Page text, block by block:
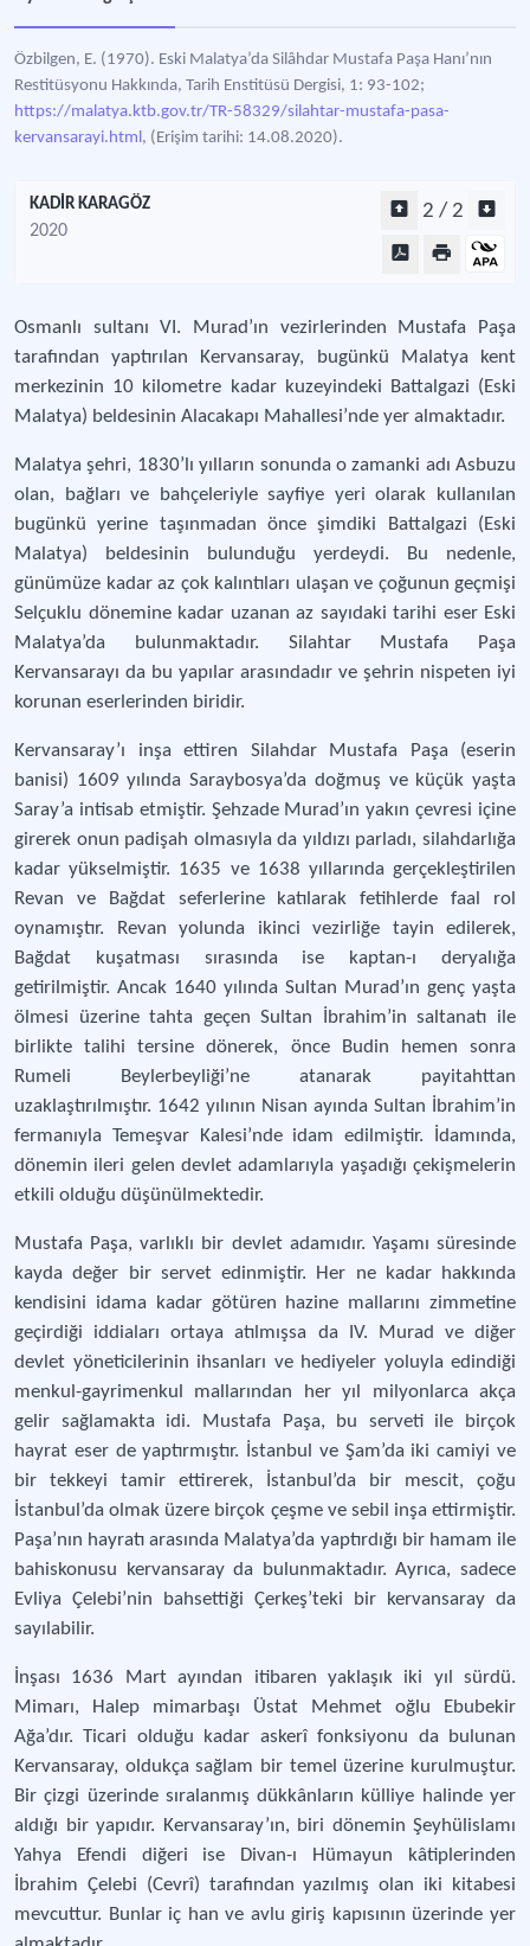
Özbilgen, E. (1970). Eski Malatya’da Silâhdar Mustafa Paşa Hanı’nın
Restitüsyonu Hakkında, Tarih Enstitüsü Dergisi, 1: 93-102;
https://malatya.ktb.gov.tr/TR-58329/silahtar-mustafa-pasa-
kervansarayi.html, (Erişim tarihi: 14.08.2020).
KADİR KARAGÖZ
2020
2 / 2
Osmanlı sultanı VI. Murad’ın vezirlerinden Mustafa Paşa
tarafından yaptırılan Kervansaray, bugünkü Malatya kent
merkezinin 10 kilometre kadar kuzeyindeki Battalgazi (Eski
Malatya) beldesinin Alacakapı Mahallesi’nde yer almaktadır.
Malatya şehri, 1830’lı yılların sonunda o zamanki adı Asbuzu
olan, bağları ve bahçeleriyle sayfiye yeri olarak kullanılan
bugünkü yerine taşınmadan önce şimdiki Battalgazi (Eski
Malatya) beldesinin bulunduğu yerdeydi. Bu nedenle,
günümüze kadar az çok kalıntıları ulaşan ve çoğunun geçmişi
Selçuklu dönemine kadar uzanan az sayıdaki tarihi eser Eski
Malatya’da bulunmaktadır. Silahtar Mustafa Paşa
Kervansarayı da bu yapılar arasındadır ve şehrin nispeten iyi
korunan eserlerinden biridir.
Kervansaray’ı inşa ettiren Silahdar Mustafa Paşa (eserin
banisi) 1609 yılında Saraybosya’da doğmuş ve küçük yaşta
Saray’a intisab etmiştir. Şehzade Murad’ın yakın çevresi içine
girerek onun padişah olmasıyla da yıldızı parladı, silahdarlığa
kadar yükselmiştir. 1635 ve 1638 yıllarında gerçekleştirilen
Revan ve Bağdat seferlerine katılarak fetihlerde faal rol
oynamıştır. Revan yolunda ikinci vezirliğe tayin edilerek,
Bağdat kuşatması sırasında ise kaptan-ı deryalığa
getirilmiştir. Ancak 1640 yılında Sultan Murad’ın genç yaşta
ölmesi üzerine tahta geçen Sultan İbrahim’in saltanatı ile
birlikte talihi tersine dönerek, önce Budin hemen sonra
Rumeli Beylerbeyliği’ne atanarak payitahttan
uzaklaştırılmıştır. 1642 yılının Nisan ayında Sultan İbrahim’in
fermanıyla Temeşvar Kalesi’nde idam edilmiştir. İdamında,
dönemin ileri gelen devlet adamlarıyla yaşadığı çekişmelerin
etkili olduğu düşünülmektedir.
Mustafa Paşa, varlıklı bir devlet adamıdır. Yaşamı süresinde
kayda değer bir servet edinmiştir. Her ne kadar hakkında
kendisini idama kadar götüren hazine mallarını zimmetine
geçirdiği iddiaları ortaya atılmışsa da IV. Murad ve diğer
devlet yöneticilerinin ihsanları ve hediyeler yoluyla edindiği
menkul-gayrimenkul mallarından her yıl milyonlarca akça
gelir sağlamakta idi. Mustafa Paşa, bu serveti ile birçok
hayrat eser de yaptırmıştır. İstanbul ve Şam’da iki camiyi ve
bir tekkeyi tamir ettirerek, İstanbul’da bir mescit, çoğu
İstanbul’da olmak üzere birçok çeşme ve sebil inşa ettirmiştir.
Paşa’nın hayratı arasında Malatya’da yaptırdığı bir hamam ile
bahiskonusu kervansaray da bulunmaktadır. Ayrıca, sadece
Evliya Çelebi’nin bahsettiği Çerkeş’teki bir kervansaray da
sayılabilir.
İnşası 1636 Mart ayından itibaren yaklaşık iki yıl sürdü.
Mimarı, Halep mimarbaşı Üstat Mehmet oğlu Ebubekir
Ağa’dır. Ticari olduğu kadar askerî fonksiyonu da bulunan
Kervansaray, oldukça sağlam bir temel üzerine kurulmuştur.
Bir çizgi üzerinde sıralanmış dükkânların külliye halinde yer
aldığı bir yapıdır. Kervansaray’ın, biri dönemin Şeyhülislamı
Yahya Efendi diğeri ise Divan-ı Hümayun kâtiplerinden
İbrahim Çelebi (Cevrî) tarafından yazılmış olan iki kitabesi
mevcuttur. Bunlar iç han ve avlu giriş kapısının üzerinde yer